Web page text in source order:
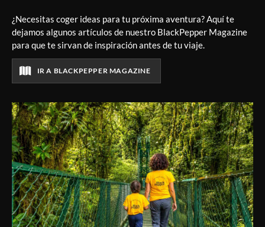
¿Necesitas coger ideas para tu próxima aventura? Aquí te
dejamos algunos artículos de nuestro BlackPepper Magazine
para que te sirvan de inspiración antes de tu viaje.
IR A BLACKPEPPER MAGAZINE